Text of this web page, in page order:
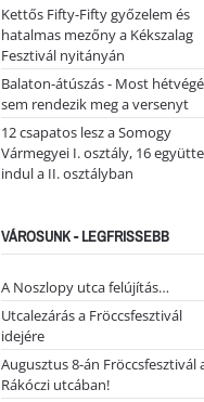
Kettős Fifty-Fifty győzelem és
hatalmas mezőny a Kékszalag
Fesztivál nyitányán
Balaton-átúszás - Most
sem rendezik meg a versenyt
12 csapatos lesz a Somogy
Vármegyei I. osztály, 16
indul a II. osztályban
VÁROSUNK - LEGFRISSEBB
A Noszlopy utca felújítás…
Utcalezárás a Fröccsfesztivál
idejére
Augusztus 8-án Fröccsfesztivál
Rákóczi utcában!